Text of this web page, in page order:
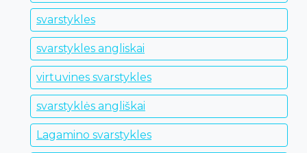
svarstykles
svarstykles angliskai
virtuvines svarstykles
svarstyklės angliškai
Lagamino svarstykles